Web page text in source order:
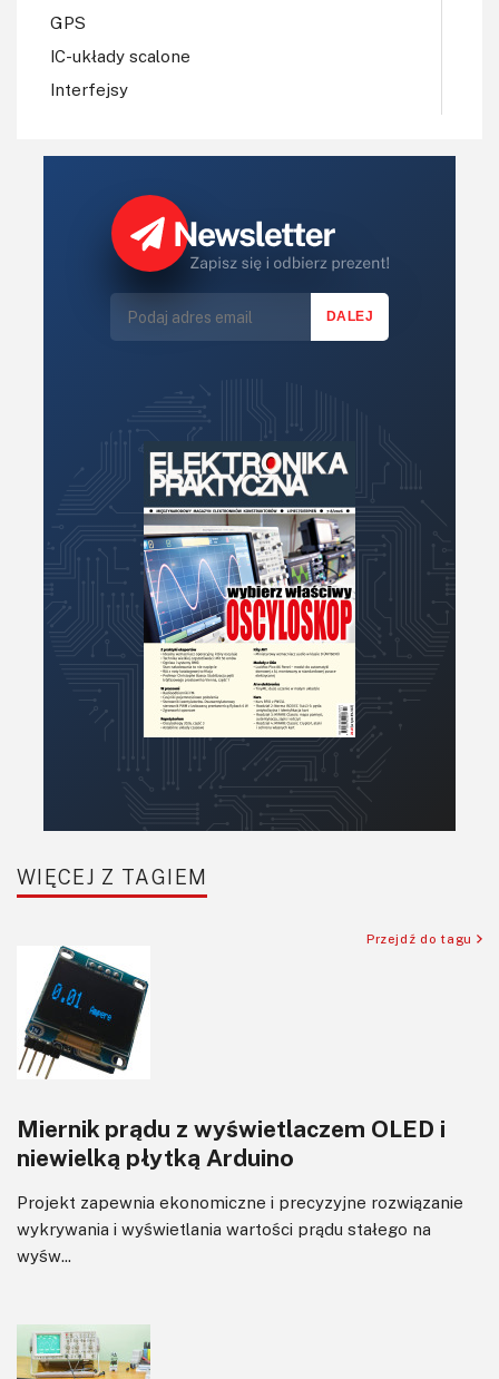
GPS
IC-układy scalone
Interfejsy
Koła Naukowe
LED/LCD/OLED
Mechatronika
Optoelektronika
PCB/Montaż
Podstawy elektroniki
Podzespoły bierne
Półprzewodniki
Pomiary i testy
Projektowanie
Sensory
Software
Sterowanie
Transformatory
Tranzystory
Wzmacniacze
Zasilanie
WIĘCEJ Z TAGIEM
Przejdź do tagu
Miernik prądu z wyświetlaczem OLED i
niewielką płytką Arduino
Projekt zapewnia ekonomiczne i precyzyjne rozwiązanie
wykrywania i wyświetlania wartości prądu stałego na
wyśw...